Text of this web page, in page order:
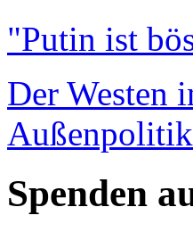
"Putin ist
Der Westen
Spenden